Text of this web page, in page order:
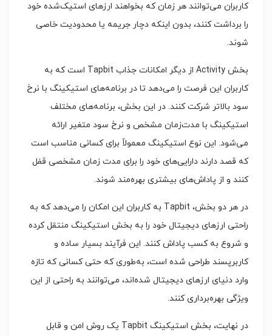
کاربران می‌توانند هر زمان که بخواهند ارزهای استیک‌شده خود
را برداشت کنند، بدون اینکه دچار جریمه یا محدودیت خاصی
شوند.
بخش Activity از دیگر امکانات جذاب Tapbit است که به
کاربران این فرصت را می‌دهد تا در برنامه‌های استیکینگ با نرخ
سود بالاتر شرکت کنند. در این بخش، برنامه‌های مختلف
استیکینگ با مدت‌زمان مشخص و نرخ سود متغیر ارائه
می‌شود. این نوع استیکینگ معمولاً برای کسانی مناسب است
که قصد دارند دارایی‌های خود را برای مدت زمان مشخصی قفل
کنند و از پاداش‌های بیشتری بهره‌مند شوند.
در هر دو بخش، Tapbit به کاربران این امکان را می‌دهد که به
راحتی ارزهای دیجیتال خود را به بخش استیکینگ منتقل کرده
و شروع به کسب پاداش کنند. این فرآیند بسیار ساده و
کاربرپسند طراحی شده است، به‌طوری که حتی کسانی که تازه
وارد دنیای ارزهای دیجیتال شده‌اند، می‌توانند به راحتی از این
ویژگی بهره‌برداری کنند.
در نهایت، بخش استیکینگ Tapbit یک روش امن و قابل